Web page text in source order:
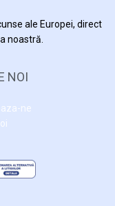
ale Europei, direct
noastră.
NOI
ne